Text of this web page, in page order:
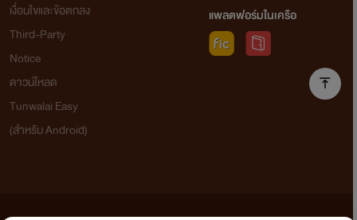
เงื่อนไขและข้อตกลง
Third-Party
Notice
ดาวน์โหลด
Tunwalai Easy
(สำหรับ Android)
แพลตฟอร์มในเครือ